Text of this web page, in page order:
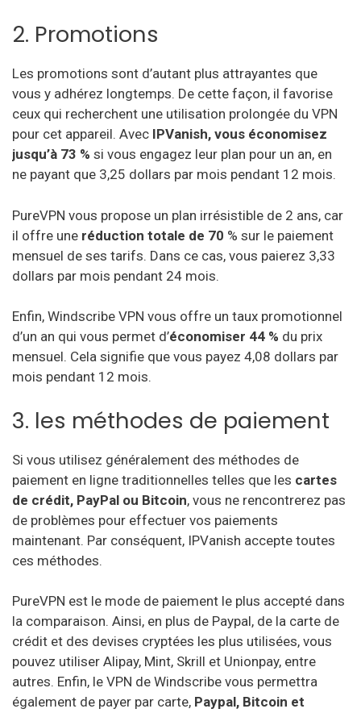
2. Promotions
Les promotions sont d’autant plus attrayantes que
vous y adhérez longtemps. De cette façon, il favorise
ceux qui recherchent une utilisation prolongée du VPN
pour cet appareil. Avec IPVanish, vous économisez
jusqu’à 73 % si vous engagez leur plan pour un an, en
ne payant que 3,25 dollars par mois pendant 12 mois.
PureVPN vous propose un plan irrésistible de 2 ans, car
il offre une réduction totale de 70 % sur le paiement
mensuel de ses tarifs. Dans ce cas, vous paierez 3,33
dollars par mois pendant 24 mois.
Enfin, Windscribe VPN vous offre un taux promotionnel
d’un an qui vous permet d’économiser 44 % du prix
mensuel. Cela signifie que vous payez 4,08 dollars par
mois pendant 12 mois.
3. les méthodes de paiement
Si vous utilisez généralement des méthodes de
paiement en ligne traditionnelles telles que les cartes
de crédit, PayPal ou Bitcoin, vous ne rencontrerez pas
de problèmes pour effectuer vos paiements
maintenant. Par conséquent, IPVanish accepte toutes
ces méthodes.
PureVPN est le mode de paiement le plus accepté dans
la comparaison. Ainsi, en plus de Paypal, de la carte de
crédit et des devises cryptées les plus utilisées, vous
pouvez utiliser Alipay, Mint, Skrill et Unionpay, entre
autres. Enfin, le VPN de Windscribe vous permettra
également de payer par carte, Paypal, Bitcoin et